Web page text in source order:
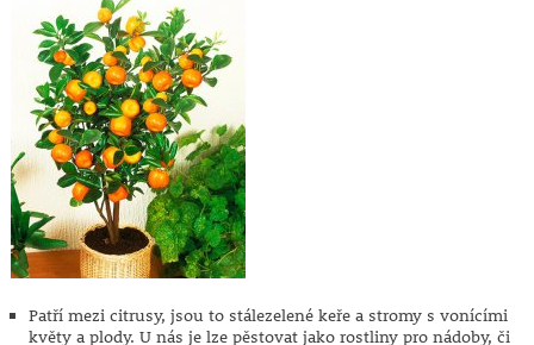
Patří mezi citrusy, jsou to stálezelené keře a stromy s vonícími
květy a plody. U nás je lze pěstovat jako rostliny pro nádoby, či